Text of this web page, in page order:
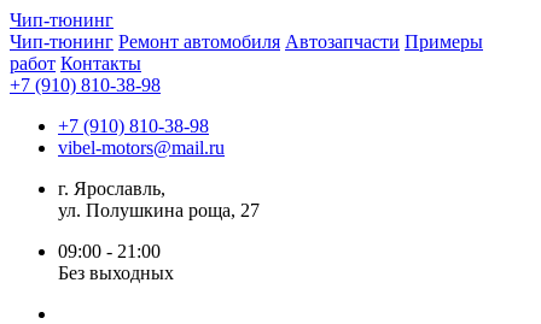
Чип-тюнинг
Чип-тюнинг Ремонт автомобиля Автозапчасти Примеры
работ Контакты
+7 (910) 810-38-98
+7 (910) 810-38-98
vibel-motors@mail.ru
г. Ярославль,
ул. Полушкина роща, 27
09:00 - 21:00
Без выходных